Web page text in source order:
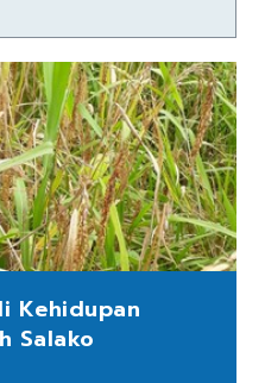
Kehidupan
Salako